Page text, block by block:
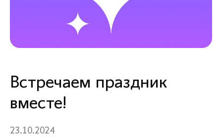
Встречаем праздник
вместе!
23.10.2024